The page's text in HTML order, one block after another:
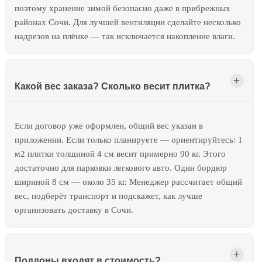
поэтому хранение зимой безопасно даже в прибрежных
районах Сочи. Для лучшей вентиляции сделайте несколько
надрезов на плёнке — так исключается накопление влаги.
Какой вес заказа? Сколько весит плитка?
Если договор уже оформлен, общий вес указан в
приложении. Если только планируете — ориентируйтесь: 1
м2 плитки толщиной 4 см весит примерно 90 кг. Этого
достаточно для парковки легкового авто. Один бордюр
шириной 8 см — около 35 кг. Менеджер рассчитает общий
вес, подберёт транспорт и подскажет, как лучше
организовать доставку в Сочи.